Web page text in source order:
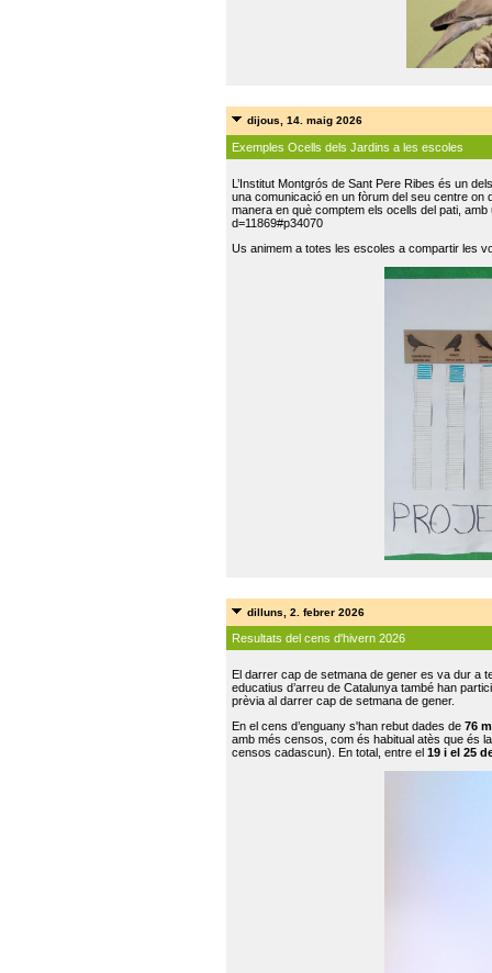
dijous, 14. maig 2026
Exemples Ocells dels Jardins a les escoles
L’Institut Montgrós de Sant Pere Ribes és un
una comunicació en un fòrum del seu centre on
manera en què comptem els ocells del pati,
d=11869#p34070
Us animem a totes les escoles a compartir les
dilluns, 2. febrer 2026
Resultats del cens d'hivern 2026
El darrer cap de setmana de gener es va dur a
educatius d’arreu de Catalunya també han
prèvia al darrer cap de setmana de gener.
En el cens d’enguany s'han rebut dades de 76
amb més censos, com és habitual atès que és
censos cadascun). En total, entre el 19 i el 25